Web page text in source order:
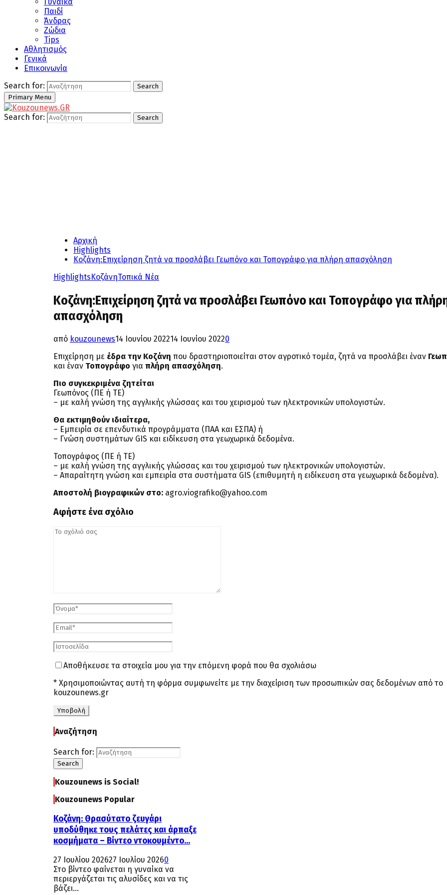
Παιδί
Άνδρας
Ζώδια
Tips
Αθλητισμός
Γενικά
Επικοινωνία
Search for:
Search
Primary Menu
Search for: Search
Αρχική
Highlights
Κοζάνη:Επιχείρηση ζητά να προσλάβει Γεωπόνο και Τοπογράφο για πλήρη απασχόληση
HighlightsΚοζάνηΤοπικά Νέα
Κοζάνη:Επιχείρηση ζητά να προσλάβει Γεωπόνο και Τοπογράφο για
απασχόληση
από kouzounews14 Ιουνίου 202214 Ιουνίου 20220
Επιχείρηση με έδρα την Κοζάνη που δραστηριοποιείται στον αγροτικό τομέα, ζητά να προσλάβει έναν
και έναν Τοπογράφο για πλήρη απασχόληση.
Πιο συγκεκριμένα ζητείται
Γεωπόνος (ΠΕ ή ΤΕ)
– με καλή γνώση της αγγλικής γλώσσας και του χειρισμού των ηλεκτρονικών υπολογιστών.
Θα εκτιμηθούν ιδιαίτερα,
– Εμπειρία σε επενδυτικά προγράμματα (ΠΑΑ και ΕΣΠΑ) ή
– Γνώση συστημάτων GIS και ειδίκευση στα γεωχωρικά δεδομένα.
Τοπογράφος (ΠΕ ή ΤΕ)
– με καλή γνώση της αγγλικής γλώσσας και του χειρισμού των ηλεκτρονικών υπολογιστών.
– Απαραίτητη γνώση και εμπειρία στα συστήματα GIS (επιθυμητή η ειδίκευση στα γεωχωρικά δεδομένα).
Αποστολή βιογραφικών στο: agro.viografiko@yahoo.com
Αφήστε ένα σχόλιο
Αποθήκευσε τα στοιχεία μου για την επόμενη φορά που θα σχολιάσω
* Χρησιμοποιώντας αυτή τη φόρμα συμφωνείτε με την διαχείριση των προσωπικών σας δεδομένων από το
kouzounews.gr
Αναζήτηση
Search for:
Search
Kouzounews is Social!
Kouzounews Popular
Κοζάνη: Θρασύτατο ζευγάρι
υποδύθηκε τους πελάτες και άρπαξε
κοσμήματα – Βίντεο ντοκουμέντο...
27 Ιουλίου 202627 Ιουλίου 20260
Στο βίντεο φαίνεται η γυναίκα να
περιεργάζεται τις αλυσίδες και να τις
βάζει...